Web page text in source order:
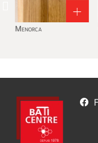
Menorca